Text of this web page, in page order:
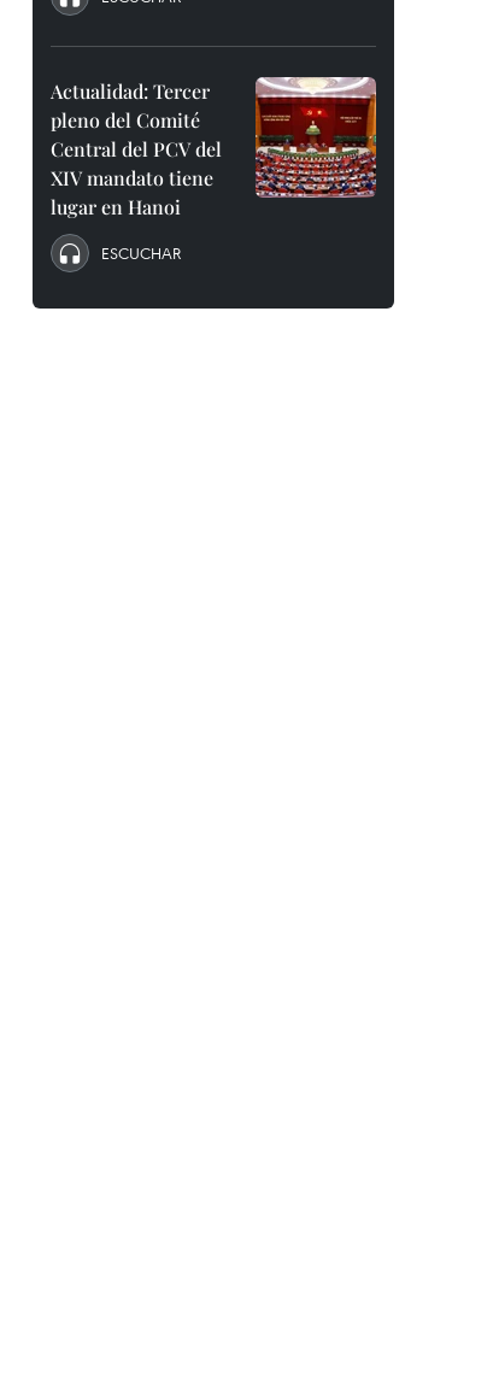
Actualidad: Tercer
pleno del Comité
Central del PCV del
XIV mandato tiene
lugar en Hanoi
ESCUCHAR